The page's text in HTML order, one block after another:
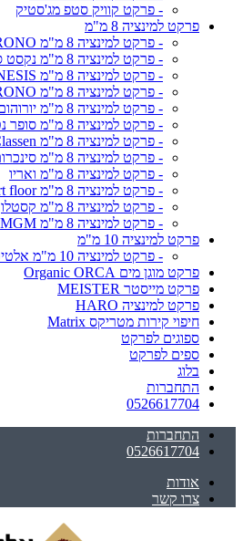
- פרקט קוויק סטפ מג'סטיק
פרקט למינציה 8 מ"מ
- פרקט למינציה 8 מ"מ SWISS KRONO
- פרקט למינציה 8 מ"מ נקסט סטפ
- פרקט למינציה 8 מ"מ GENESIS
- פרקט למינציה 8 מ"מ SWISS KRONO רחב
- פרקט למינציה 8 מ"מ יורוהום
- פרקט למינציה 8 מ"מ סופר נטורל
- פרקט למינציה 8 מ"מ Classen
- פרקט למינציה 8 מ"מ סינכרום
- פרקט למינציה 8 מ"מ ואריו
- פרקט למינציה 8 מ"מ art floor
- פרקט למינציה 8 מ"מ קסטלו
- פרקט למינציה 8 מ"מ MGM
פרקט למינציה 10 מ"מ
- פרקט למינציה 10 מ"מ אלטיטיוד פלוס
פרקט מוגן מים Organic ORCA
פרקט מייסטר MEISTER
פרקט למינציה HARO
חיפוי קירות מטריקס Matrix
ספוגים לפרקט
ספים לפרקט
בלוג
התחברות
0526617704
התחברות
0526617704
אודות
צרו קשר